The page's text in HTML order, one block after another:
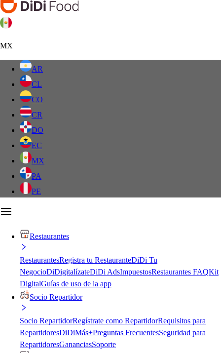
MX
AR
CL
CO
CR
DO
EC
MX
PA
PE
Restaurantes
RestaurantesRegistra tu RestauranteDiDi Tu
NegocioDiDigitalízateDiDi AdsImpuestosRestaurantes FAQKit
DigitalGuías de uso de la app
Socio Repartidor
Socio RepartidorRegístrate como RepartidorRequisitos para
RepartidoresDiDiMás+Preguntas FrecuentesSeguridad para
RepartidoresGananciasSoporte